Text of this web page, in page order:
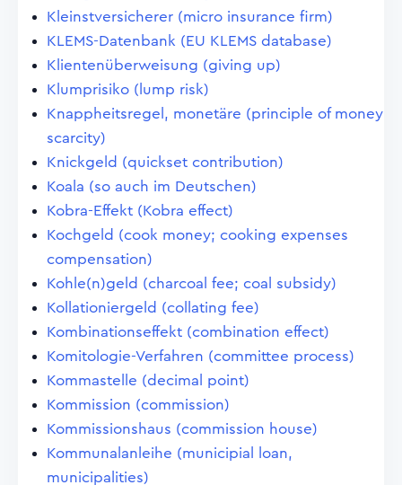
Kleinstversicherer (micro insurance firm)
KLEMS-Datenbank (EU KLEMS database)
Klientenüberweisung (giving up)
Klumprisiko (lump risk)
Knappheitsregel, monetäre (principle of money
scarcity)
Knickgeld (quickset contribution)
Koala (so auch im Deutschen)
Kobra-Effekt (Kobra effect)
Kochgeld (cook money; cooking expenses
compensation)
Kohle(n)geld (charcoal fee; coal subsidy)
Kollationiergeld (collating fee)
Kombinationseffekt (combination effect)
Komitologie-Verfahren (committee process)
Kommastelle (decimal point)
Kommission (commission)
Kommissionshaus (commission house)
Kommunalanleihe (municipial loan,
municipalities)